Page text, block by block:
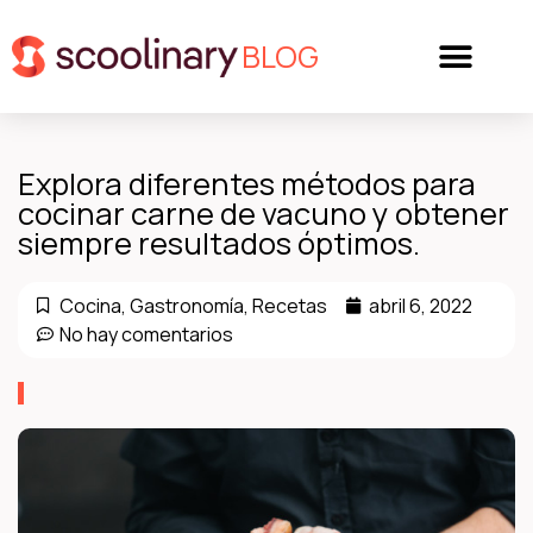
BLOG
Explora diferentes métodos para
cocinar carne de vacuno y obtener
siempre resultados óptimos.
Cocina, Gastronomía, Recetas
abril 6, 2022
No hay comentarios